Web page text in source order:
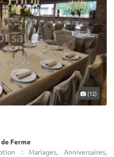
(12)
Ferme
: Mariages, Anniversaires,